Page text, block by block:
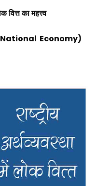
वित्त का महत्त्व
National Economy)